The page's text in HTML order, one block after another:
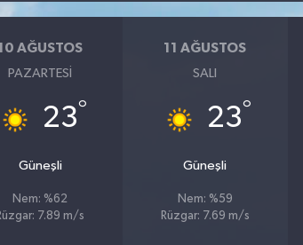
AĞUSTOS
PAZARTESI
23°
Güneşli
Nem: %62
7.89 m/s
11 AĞUSTOS
SALI
23°
Güneşli
Nem: %59
Rüzgar: 7.69 m/s